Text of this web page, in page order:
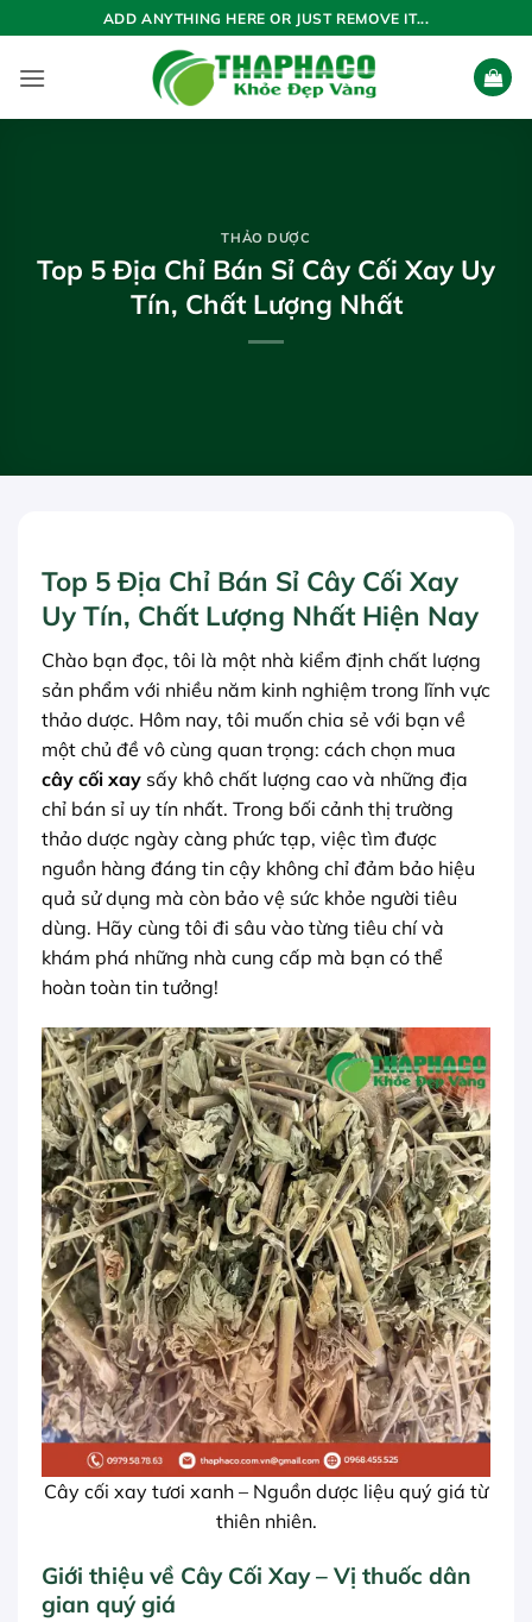
qua
nội
ADD ANYTHING HERE OR JUST REMOVE IT...
THẢO DƯỢC
Top 5 Địa Chỉ Bán Sỉ Cây Cối Xay Uy
Tín, Chất Lượng Nhất
Top 5 Địa Chỉ Bán Sỉ Cây Cối Xay
Uy Tín, Chất Lượng Nhất Hiện Nay
Chào bạn đọc, tôi là một nhà kiểm định chất lượng
sản phẩm với nhiều năm kinh nghiệm trong lĩnh vực
thảo dược. Hôm nay, tôi muốn chia sẻ với bạn về
một chủ đề vô cùng quan trọng: cách chọn mua
cây cối xay sấy khô chất lượng cao và những địa
chỉ bán sỉ uy tín nhất. Trong bối cảnh thị trường
thảo dược ngày càng phức tạp, việc tìm được
nguồn hàng đáng tin cậy không chỉ đảm bảo hiệu
quả sử dụng mà còn bảo vệ sức khỏe người tiêu
dùng. Hãy cùng tôi đi sâu vào từng tiêu chí và
khám phá những nhà cung cấp mà bạn có thể
hoàn toàn tin tưởng!
Cây cối xay tươi xanh – Nguồn dược liệu quý giá từ
thiên nhiên.
Giới thiệu về Cây Cối Xay – Vị thuốc dân
gian quý giá